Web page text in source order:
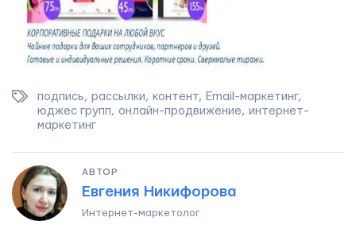
подпись , рассылки , контент, Email-маркетинг,
юджес групп , онлайн-продвижение , интернет-
маркетинг
АВТОР
Евгения Никифорова
Интернет-маркетолог